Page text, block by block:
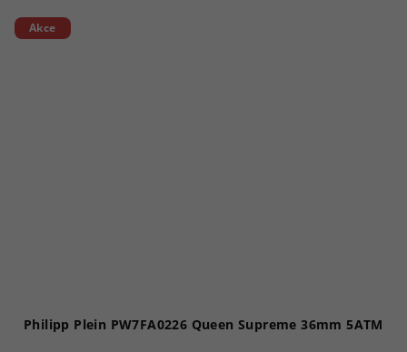
Akce
Philipp Plein PW7FA0226 Queen Supreme 36mm 5ATM